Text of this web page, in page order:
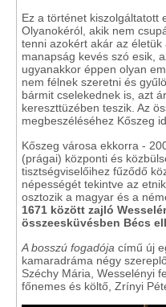
Ez a történet kiszolgáltatott
Olyanokéról, akik nem
tenni azokért akár az
manapság kevés szó esik,
ugyanakkor éppen olyan
nem félnek szeretni és
bármit cselekednek is, azt
kereszttüzében teszik. Az
megbeszéléséhez Kőszeg
Kőszeg városa ekkorra -
(prágai) központi és
tisztségviselőihez fűződő
népességét tekintve az
osztozik a magyar és a
1671 között zajló
összeesküvésben Bécs
A bosszú fogadója című új
kamaradráma négy
Széchy Mária, Wesselényi
főnemes és költő, Zrínyi